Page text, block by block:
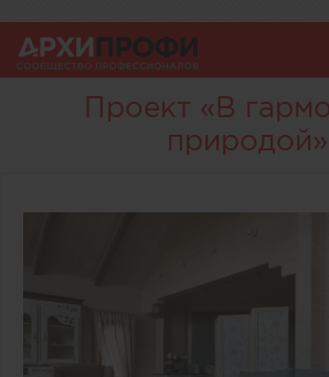
Проект «В
природой»